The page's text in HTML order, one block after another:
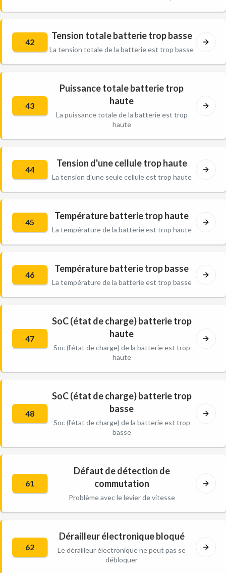
42
Tension totale batterie trop basse
La tension totale de la batterie est trop basse
43
Puissance totale batterie trop
haute
La puissance totale de la batterie est trop
haute
44
Tension d'une cellule trop haute
La tension d'une seule cellule est trop haute
45
Température batterie trop haute
La température de la batterie est trop haute
46
Température batterie trop basse
La température de la batterie est trop basse
47
SoC (état de charge) batterie trop
haute
Soc (l'état de charge) de la batterie est trop
haute
48
SoC (état de charge) batterie trop
basse
Soc (l'état de charge) de la batterie est trop
basse
61
Défaut de détection de
commutation
Problème avec le levier de vitesse
62
Dérailleur électronique bloqué
Le dérailleur électronique ne peut pas se
débloquer